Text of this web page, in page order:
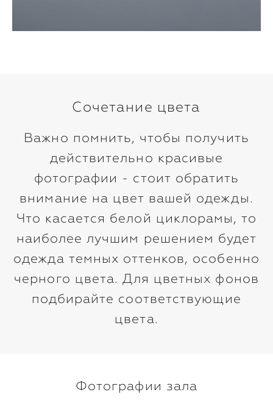
Сочетание цвета
Важно помнить, чтобы получить
действительно красивые
фотографии - стоит обратить
внимание на цвет вашей одежды.
Что касается белой циклорамы, то
наиболее лучшим решением будет
одежда темных оттенков, особенно
черного цвета. Для цветных фонов
подбирайте соответствующие
цвета.
Фотографии зала